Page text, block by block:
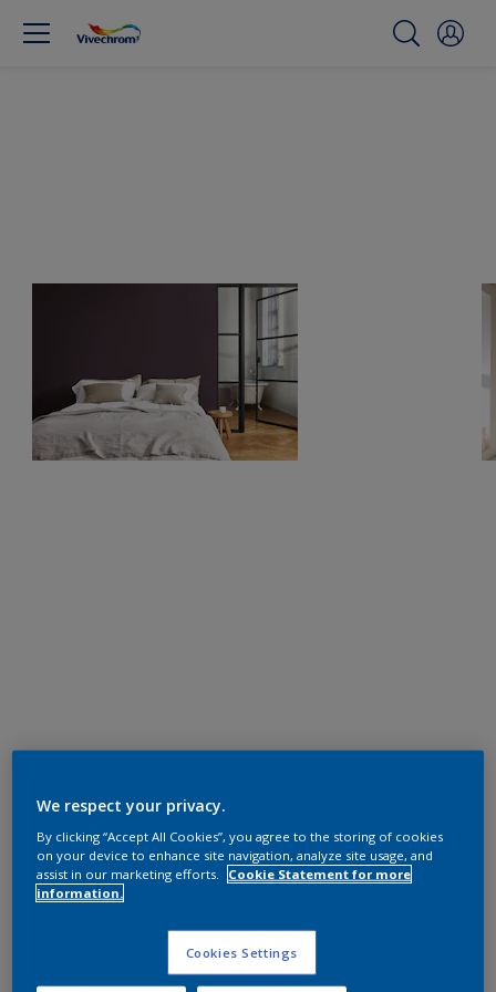
We respect your privacy.
By clicking “Accept All Cookies”, you agree to the storing of cookies
on your device to enhance site navigation, analyze site usage, and
assist in our marketing efforts.
Cookie Statement for more
information.
Cookies Settings